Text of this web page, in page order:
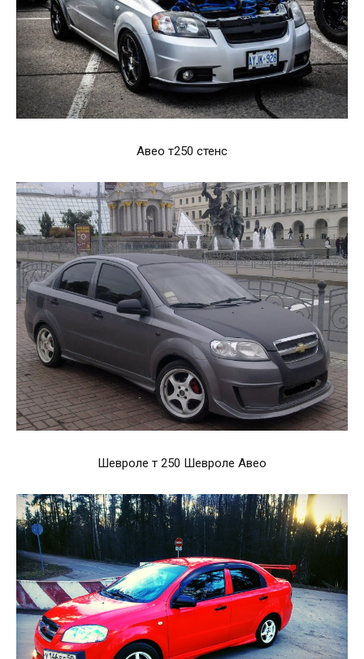
Авео т250 стенс
Шевроле т 250 Шевроле Авео